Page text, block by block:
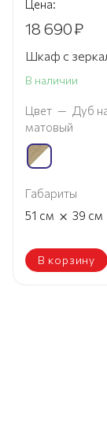
Цена:
18 690₽
Шкаф с
В наличии
Цвет — Дуб
матовый
Габариты
51 см × 39 см
В корзину